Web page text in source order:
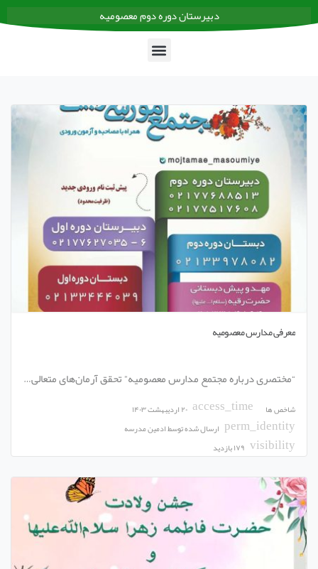
دبیرستان دوره دوم معصومیه
معرفی مدارس معصومیه
“مختصری درباره مجتمع مدارس معصومیه” تحقق آرمان‌های متعالی…
شاخص ها access_time ۲۰ اردیبهشت ۱۴۰۳
perm_identity ارسال شده توسطادمین مدرسه
visibility